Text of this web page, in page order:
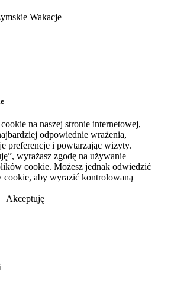
Wakacje
na naszej stronie internetowej,
odpowiednie wrażenia,
preferencje i powtarzając wizyty.
wyrażasz zgodę na używanie
cookie. Możesz jednak odwiedzić
aby wyrazić kontrolowaną
Akceptuję